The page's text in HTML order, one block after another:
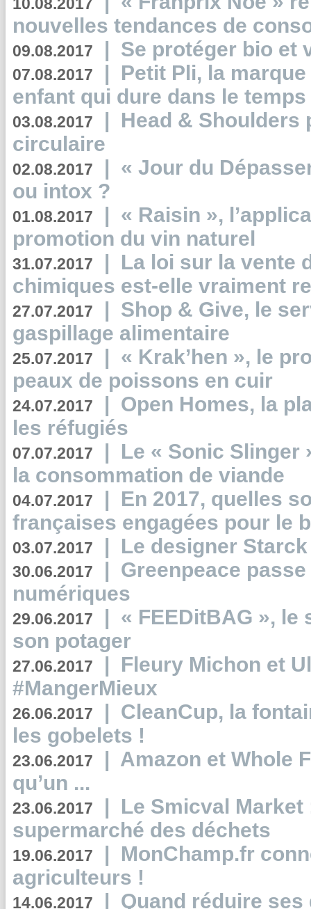
nouvelles tendances de
09.08.2017 | Se protéger bio et
07.08.2017 | Petit Pli, la
enfant qui dure dans le temps
03.08.2017 | Head & Shoulders
circulaire
02.08.2017 | « Jour du
ou intox ?
01.08.2017 | « Raisin »,
promotion du vin naturel
31.07.2017 | La loi sur la vente
chimiques est-elle vraiment
27.07.2017 | Shop & Give, le
gaspillage alimentaire
25.07.2017 | « Krak’hen », le
peaux de poissons en cuir
24.07.2017 | Open Homes, la
les réfugiés
07.07.2017 | Le « Sonic Slinger
la consommation de viande
04.07.2017 | En 2017, quelles
françaises engagées pour le
03.07.2017 | Le designer
30.06.2017 | Greenpeace
numériques
29.06.2017 | « FEEDitBAG », le
son potager
27.06.2017 | Fleury Michon et
#MangerMieux
26.06.2017 | CleanCup, la
les gobelets !
23.06.2017 | Amazon et Whole
qu’un ...
23.06.2017 | Le Smicval
supermarché des déchets
19.06.2017 | MonChamp.fr
agriculteurs !
14.06.2017 | Quand réduire